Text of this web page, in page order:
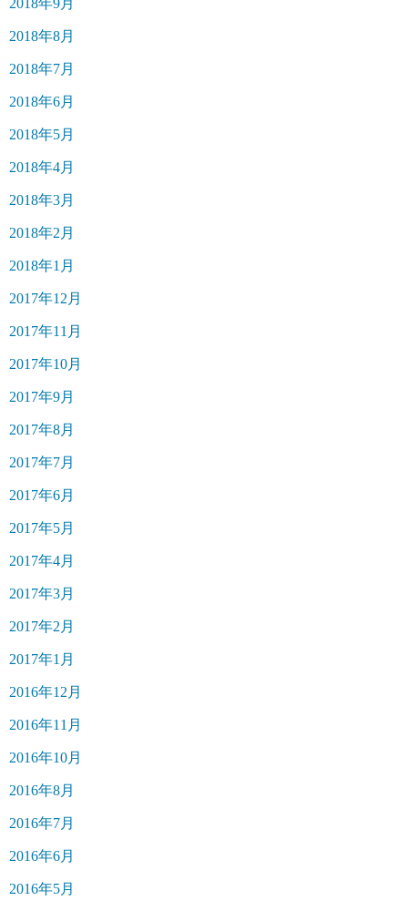
2018年8月
2018年7月
2018年6月
2018年5月
2018年4月
2018年3月
2018年2月
2018年1月
2017年12月
2017年11月
2017年10月
2017年9月
2017年8月
2017年7月
2017年6月
2017年5月
2017年4月
2017年3月
2017年2月
2017年1月
2016年12月
2016年11月
2016年10月
2016年8月
2016年7月
2016年6月
2016年5月